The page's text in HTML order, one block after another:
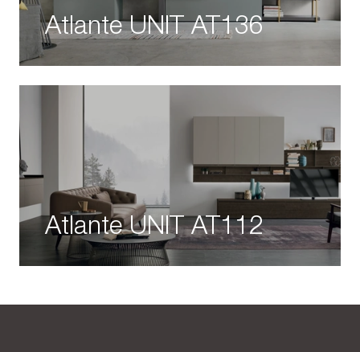
Atlante UNIT AT136
Atlante UNIT AT112